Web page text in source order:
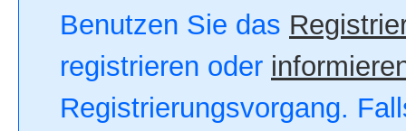
Benutzen Sie das
registrieren oder
Registrierungsvorgang.